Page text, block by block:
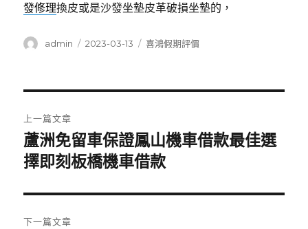
發修理換皮或是沙發坐墊皮革破損坐墊的，
作
admin
發
2023-03-13
分
喜鴻假期評價
章
導
覽
上一篇文章
上
一
文
章:
蘆洲免留車保證鳳山機車借款最佳選
擇即刻板橋機車借款
下一篇文章